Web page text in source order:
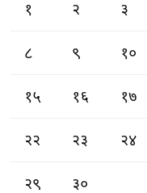
१ २ ३
८ ९ १०
१५ १६ १७
२२ २३ २४
२९ ३०